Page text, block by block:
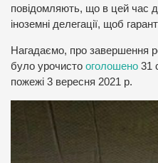
повідомляють, що в цей час
іноземні делегації, щоб
Нагадаємо, про завершення
було урочисто оголошено 31
пожежі 3 вересня 2021 р.